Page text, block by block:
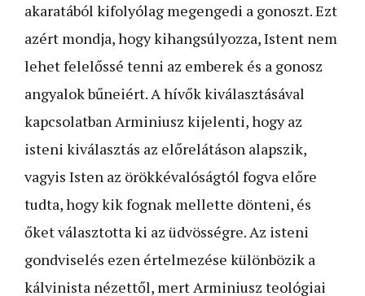
akaratából kifolyólag megengedi a gonoszt. Ezt
azért mondja, hogy kihangsúlyozza, Istent nem
lehet felelőssé tenni az emberek és a gonosz
angyalok bűneiért. A hívők kiválasztásával
kapcsolatban Arminiusz kijelenti, hogy az
isteni kiválasztás az előrelátáson alapszik,
vagyis Isten az örökkévalóságtól fogva előre
tudta, hogy kik fognak mellette dönteni, és
őket választotta ki az üdvösségre. Az isteni
gondviselés ezen értelmezése különbözik a
kálvinista nézettől, mert Arminiusz teológiai